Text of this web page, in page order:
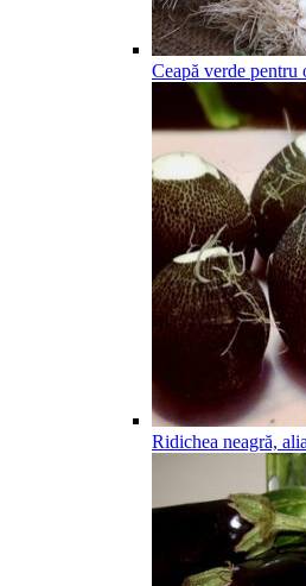
Ceapă verde pentru
Ridichea neagră,